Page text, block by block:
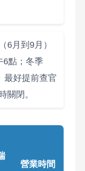
6月到9月）
6點；冬季
最好提前查官
關閉。
營業時間